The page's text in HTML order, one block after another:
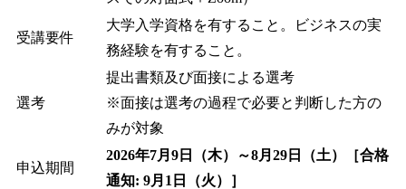
受講要件
大学入学資格を有すること。ビジネスの実
務経験を有すること。
選考
提出書類及び面接による選考
※面接は選考の過程で必要と判断した方の
みが対象
申込期間
2026年7月9日（木）～8月29日（土）［合格
通知: 9月1日（火）］